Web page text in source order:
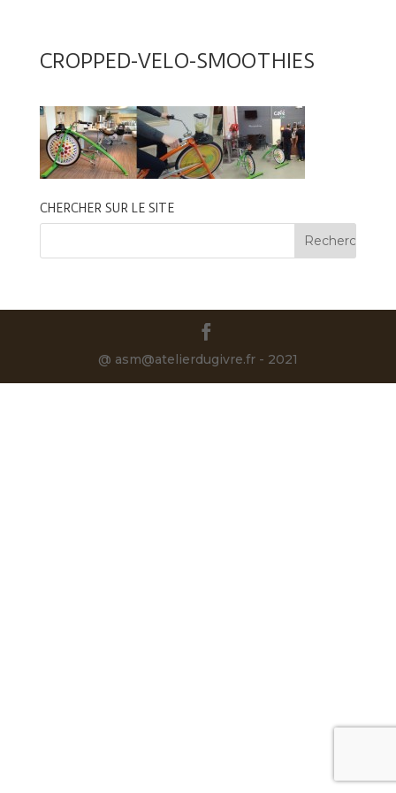
CROPPED-VELO-SMOOTHIES
CHERCHER SUR LE SITE
@ asm@atelierdugivre.fr - 2021